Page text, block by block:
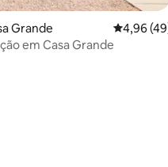
de 5, 44 avaliações
Grande 4,96 de
4,96
em Casa Grande